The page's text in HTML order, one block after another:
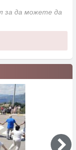
за да можете да